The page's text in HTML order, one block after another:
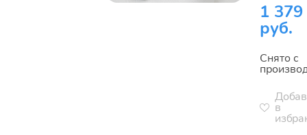
1 379
руб.
Снято с
в